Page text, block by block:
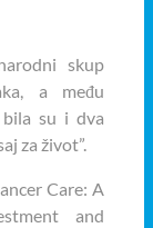
skup
a među
bila su i dva
za život”.
Care: A
and